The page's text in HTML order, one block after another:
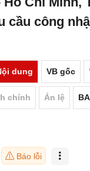
cầu công
dung VB gốc
chính Án lệ
Báo lỗi